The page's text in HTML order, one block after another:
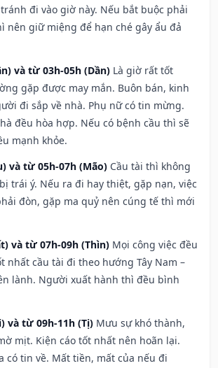
đi vào giờ này. Nếu bắt buộc phải
nên giữ miệng để hạn ché gây ẩu đả
và từ 03h-05h (Dần) Là giờ rất tốt
gặp được may mắn. Buôn bán, kinh
đi sắp về nhà. Phụ nữ có tin mừng.
đều hòa hợp. Nếu có bệnh cầu thì sẽ
mạnh khỏe.
và từ 05h-07h (Mão) Cầu tài thì không
trái ý. Nếu ra đi hay thiệt, gặp nạn, việc
đòn, gặp ma quỷ nên cúng tế thì mới
và từ 07h-09h (Thìn) Mọi công việc đều
nhất cầu tài đi theo hướng Tây Nam –
lành. Người xuất hành thì đều bình
và từ 09h-11h (Tị) Mưu sự khó thành,
mịt. Kiện cáo tốt nhất nên hoãn lại.
có tin về. Mất tiền, mất của nếu đi